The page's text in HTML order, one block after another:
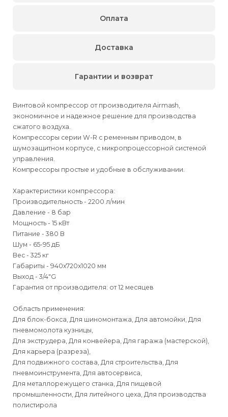
Винтовой компрессор от производителя Airmash,
экономичное и надежное решение для производства
сжатого воздуха.
Компрессоры серии W-R с ременным приводом, в
шумозащитном корпусе, с микропроцессорной системой
управления.
Компрессоры простые и удобные в обслуживании.
Характеристики компрессора:
Производительность - 2200 л/мин
Давление - 8 бар
Мощность - 15 кВт
Питание - 380 В
Шум - 65-95 дБ
Вес - 325 кг
Габариты - 940х720х1020 мм
Выход - 3/4"G
Гарантия от производителя: от 12 месяцев
Область применения:
Для блок-бокса, Для шиномонтажа, Для автомойки, Для
пневмомолота кузницы,
Для экструдера, Для конвейера, Для гаража (мастерской),
Для карьера (разреза),
Для подвижного состава, Для строительства, Для
пневмоинструмента, Для автосервиса,
Для металлорежущего станка, Для пищевой
промышленности, Для литейного цеха, Для производства
полистирола
Оплата
Доставка
Гарантии и возврат